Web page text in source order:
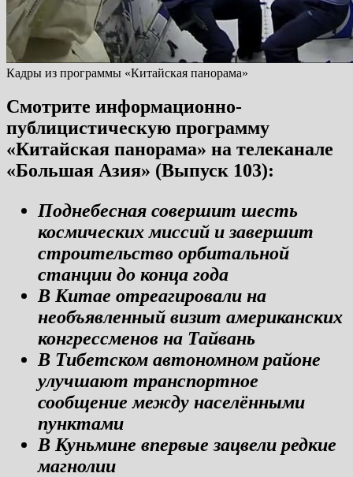
Кадры из программы «Китайская панорама»
Смотрите информационно-
публицистическую программу
«Китайская панорама» на телеканале
«Большая Азия» (Выпуск 103):
Поднебесная совершит шесть
космических миссий и завершит
строительство орбитальной
станции до конца года
В Китае отреагировали на
необъявленный визит американских
конгрессменов на Тайвань
В Тибетском автономном районе
улучшают транспортное
сообщение между населёнными
пунктами
В Куньмине впервые зацвели редкие
магнолии